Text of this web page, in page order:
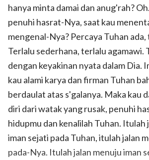
hanya minta damai dan anug'rah?
penuhi hasrat-Nya, saat kau
mengenal-Nya? Percaya Tuhan
Terlalu sederhana, terlalu agamawi.
dengan keyakinan nyata dalam Dia.
kau alami karya dan firman Tuhan
berdaulat atas s'galanya. Maka kau
diri dari watak yang rusak, penuhi
hidupmu dan kenalilah Tuhan. Itulah
iman sejati pada Tuhan, itulah jalan
pada-Nya. Itulah jalan menuju iman